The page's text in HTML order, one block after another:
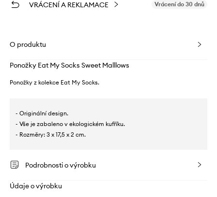
VRÁCENÍ A REKLAMACE Vrácení do 30 dnů
O produktu
Ponožky Eat My Socks Sweet Malllows
Ponožky z kolekce Eat My Socks.
- Originální design.
- Vše je zabaleno v ekologickém kufříku.
- Rozměry: 3 x 17,5 x 2 cm.
Podrobnosti o výrobku
Údaje o výrobku